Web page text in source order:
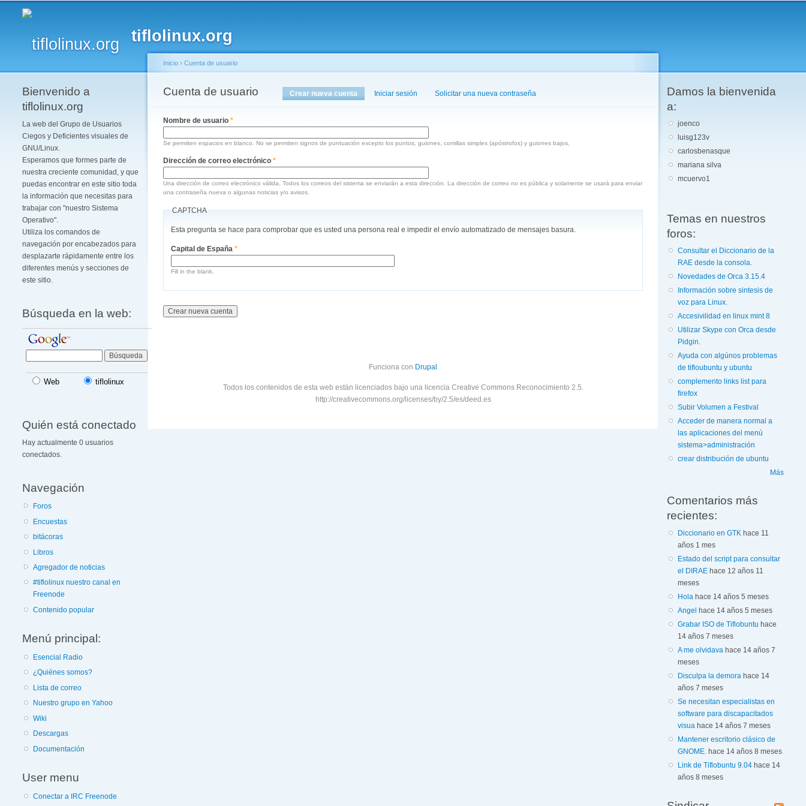
tiflolinux.org
Bienvenido a
tiflolinux.org
La web del Grupo de Usuarios
Ciegos y Deficientes visuales de
GNU/Linux.
Esperamos que formes parte de
nuestra creciente comunidad, y que
puedas encontrar en este sitio toda
la información que necesitas para
trabajar con "nuestro Sistema
Operativo".
Utiliza los comandos de
navegación por encabezados para
desplazarte rápidamente entre los
diferentes menús y secciones de
este sitio.
Búsqueda en la web:
Web tiflolinux
Quién está conectado
Hay actualmente 0 usuarios
conectados.
Navegación
Foros
Encuestas
bitácoras
Libros
Agregador de noticias
#tiflolinux nuestro canal en
Freenode
Contenido popular
Menú principal:
Esencial Radio
¿Quiénes somos?
Lista de correo
Nuestro grupo en Yahoo
Wiki
Descargas
Documentación
User menu
Conectar a IRC Freenode
Se encuentra usted aquí
Inicio › Cuenta de usuario
Cuenta de usuario
Solapas principales Crear nueva cuenta (solapa activa)
Iniciar sesión Solicitar una nueva contraseña
Nombre de usuario *
Se permiten espacios en blanco. No se permiten signos de puntuación excepto los puntos, guiones, comillas simples (apóstrofos) y guiones bajos,
Dirección de correo electrónico *
Una dirección de correo electrónico válida. Todos los correos del sistema se enviarán a esta dirección. La dirección de correo no es pública y solamente se usará para enviar
una contraseña nueva o algunas noticias y/o avisos.
CAPTCHA
Esta pregunta se hace para comprobar que es usted una persona real e impedir el envío automatizado de mensajes basura.
Capital de España*
Fill in the blank.
Funciona con Drupal
Todos los contenidos de esta web están licenciados bajo una licencia Creative Commons Reconocimiento 2.5.
http://creativecommons.org/licenses/by/2.5/es/deed.es
Damos la bienvenida
a:
joenco
luisg123v
carlosbenasque
mariana silva
mcuervo1
Temas en nuestros
foros:
Consultar el Diccionario de la
RAE desde la consola.
Novedades de Orca 3.15.4
Información sobre sintesis de
voz para Linux.
Accesivilidad en linux mint 8
Utilizar Skype con Orca desde
Pidgin.
Ayuda con algúnos problemas
de tifloubuntu y ubuntu
complemento links list para
firefox
Subir Volumen a Festival
Acceder de manera normal a
las aplicaciones del menú
sistema>administración
crear distribución de ubuntu
Más
Comentarios más
recientes:
Diccionario en GTK hace 11
años 1 mes
Estado del script para consultar
el DIRAE hace 12 años 11
meses
Hola hace 14 años 5 meses
Angel hace 14 años 5 meses
Grabar ISO de Tiflobuntu hace
14 años 7 meses
A me olvidava hace 14 años 7
meses
Disculpa la demora hace 14
años 7 meses
Se necesitan especialistas en
software para discapacitados
visua hace 14 años 7 meses
Mantener escritorio clásico de
GNOME. hace 14 años 8 meses
Link de Tiflobuntu 9.04 hace 14
años 8 meses